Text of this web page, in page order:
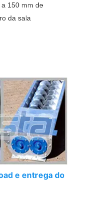
150 mm de
da sala
e entrega do